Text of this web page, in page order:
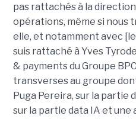
pas rattachés à la
opérations, même si nous
elle, et notamment avec
suis rattaché à Yves
& payments du Groupe
transverses au groupe
Puga Pereira, sur la partie
sur la partie data IA et